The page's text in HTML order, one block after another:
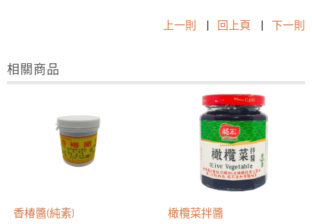
上一則 | 回上頁 | 下一則
相關商品
香椿醬(純素) 橄欖菜拌醬